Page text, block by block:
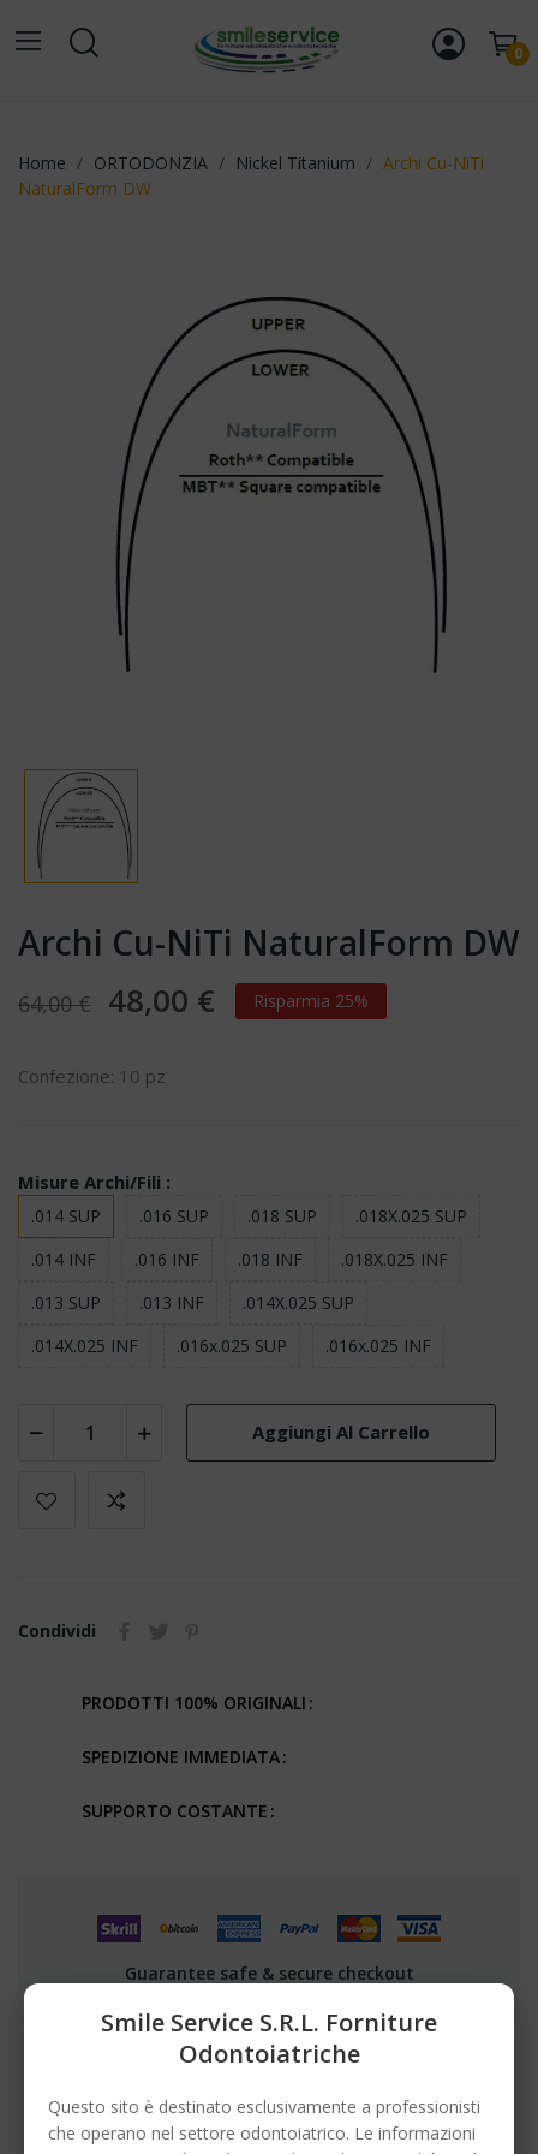
0
Home ORTODONZIA Nickel Titanium
Archi Cu-NiTi
NaturalForm DW
Archi Cu-NiTi NaturalForm DW
64,00 € 48,00 € Risparmia 25%
Confezione: 10 pz
Misure Archi/Fili :
.014 SUP .016 SUP .018 SUP
.018X.025 SUP
.014 INF
.016 INF .018 INF
.018X.025 INF
.013 SUP
.013 INF
.014X.025 SUP
.014X.025 INF
.016x.025 SUP .016x.025 INF
Aggiungi Al Carrello
Condividi
PRODOTTI 100% ORIGINALI
SPEDIZIONE IMMEDIATA
SUPPORTO COSTANTE
Guarantee safe & secure checkout
DESCRIZIONE
Smile Service S.r.l. Forniture
Odontoiatriche
Questo sito è destinato esclusivamente a professionisti
che operano nel settore odontoiatrico. Le informazioni